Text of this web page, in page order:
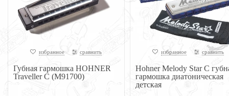
избранное сравнить
Губная гармошка HOHNER
Traveller C (M91700)
избранное сравнить
Hohner Melody Star C
гармошка диатоническая
детская